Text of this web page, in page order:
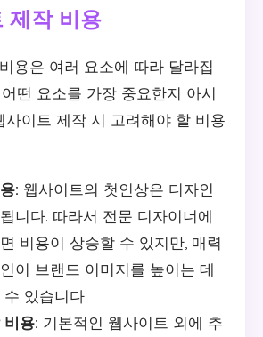
제작 비용
용은 여러 요소에 따라 달라집
떤 요소를 가장 중요한지 아시
사이트 제작 시 고려해야 할 비용
: 웹사이트의 첫인상은 디자인
니다. 따라서 전문 디자이너에
비용이 상승할 수 있지만, 매력
이 브랜드 이미지를 높이는 데
수 있습니다.
용: 기본적인 웹사이트 외에 추